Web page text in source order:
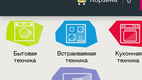
Бытовая
техника
Встраиваемая
техника
Кухонная
техника